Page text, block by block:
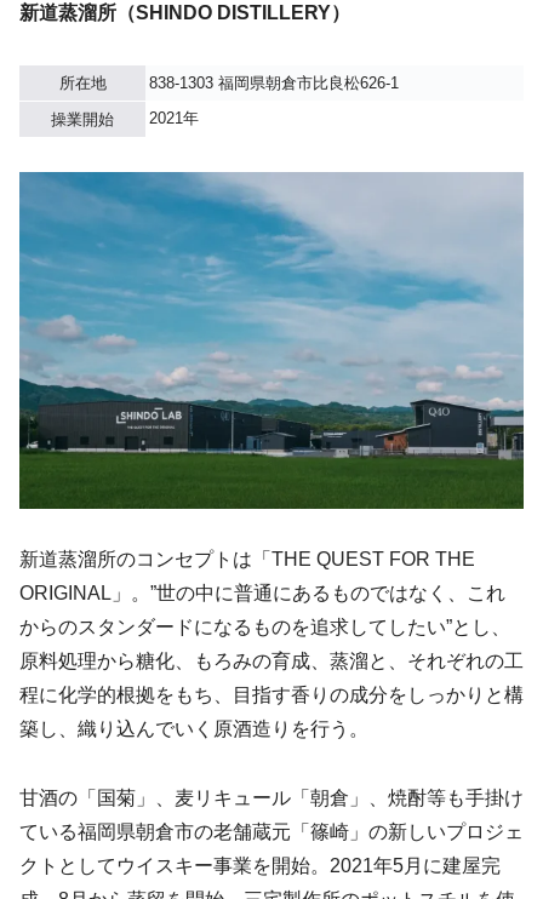
新道蒸溜所（SHINDO DISTILLERY）
所在地
838-1303 福岡県朝倉市比良松626-1
操業開始
2021年
新道蒸溜所のコンセプトは「THE QUEST FOR THE
ORIGINAL」。”世の中に普通にあるものではなく、これ
からのスタンダードになるものを追求してしたい”とし、
原料処理から糖化、もろみの育成、蒸溜と、それぞれの工
程に化学的根拠をもち、目指す香りの成分をしっかりと構
築し、織り込んでいく原酒造りを行う。
甘酒の「国菊」、麦リキュール「朝倉」、焼酎等も手掛け
ている福岡県朝倉市の老舗蔵元「篠崎」の新しいプロジェ
クトとしてウイスキー事業を開始。2021年5月に建屋完